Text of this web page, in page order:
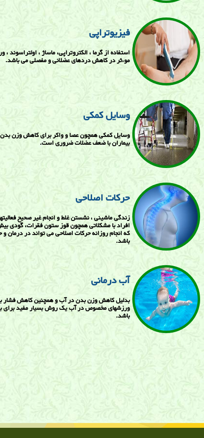
فیزیوتراپی
استفاده از گرما ، الکتروتراپی، ماساژ ،
موءثر در کاهش دردهای عضلانی و مفصلی می باشد.
وسایل کمکی
وسایل کمکی همچون عصا و واکر برای کاهش وزن
بیماران با ضعف عضلات ضروری است.
حرکات اصلاحی
زندگی ماشینی ، نشستن غلط و انجام غیر صحیح
افراد با مشکلاتی همچون قوز ستون فقرات، گودی
که انجام روزانه حرکات اصلاحی می تواند در درمان و
باشد.
آب درمانی
بدلیل کاهش وزن بدن در آب و همچنین کاهش فشار
ورزشهای مخصوص در آب یک روش بسیار مفید برای
باشد.